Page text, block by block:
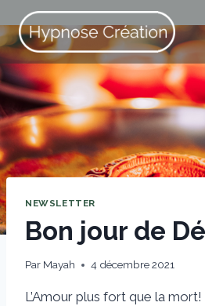
to
content
NEWSLETTER
Bon jour de
Par Mayah 4 décembre 2021
L’Amour plus fort que la mort!